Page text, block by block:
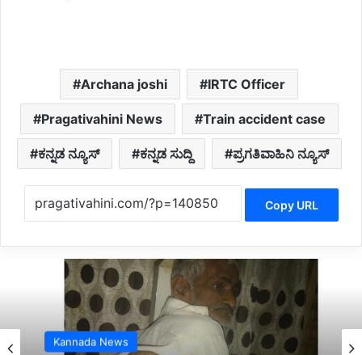
Archana joshi IRTC Officer
Pragativahini News Train accident case
ಕನ್ನಡ ನ್ಯೂಸ್ ಕನ್ನಡ ಸುದ್ದಿ ಪ್ರಗತಿವಾಹಿನಿ ನ್ಯೂಸ್
Copy URL
Uncategorized